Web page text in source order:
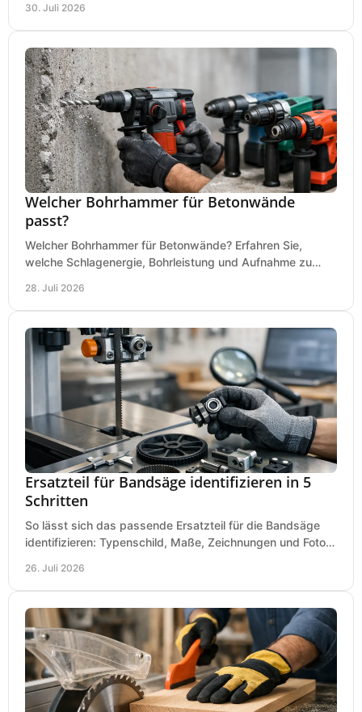
30. Juli 2026
Welcher Bohrhammer für Betonwände
passt?
Welcher Bohrhammer für Betonwände? Erfahren Sie,
welche Schlagenergie, Bohrleistung und Aufnahme zu
28. Juli 2026
Ersatzteil für Bandsäge identifizieren in 5
Schritten
So lässt sich das passende Ersatzteil für die Bandsäge
identifizieren: Typenschild, Maße, Zeichnungen und Fotos
26. Juli 2026